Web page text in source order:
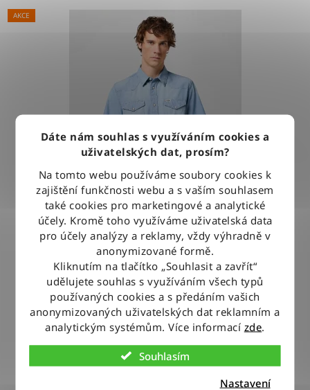
Dáte nám souhlas s využíváním cookies a
uživatelských dat, prosím?
Na tomto webu používáme soubory cookies k
zajištění funkčnosti webu a s vaším souhlasem
také cookies pro marketingové a analytické
účely. Kromě toho využíváme uživatelská data
pro účely analýzy a reklamy, vždy výhradně v
anonymizované formě.
Kliknutím na tlačítko „Souhlasit a zavřít“
udělujete souhlas s využíváním všech typů
používaných cookies a s předáním vašich
anonymizovaných uživatelských dat reklamním a
analytickým systémům. Více informací zde.
Souhlasím
Nastavení
AKCE
Košile Wrangler WESTERN SHIRT LIGHT STONE
1 279 Kč
DETAIL